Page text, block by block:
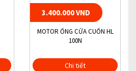
3.400.000 VND
MOTOR ỐNG CỬA CUỐN HL
100N
Chi tiết